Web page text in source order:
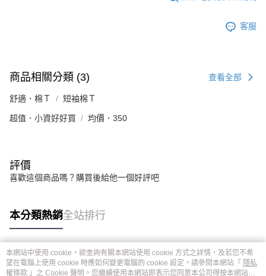
客服
商品相關分類 (3) 查看全部
舒適．棉Ｔ 短袖棉Ｔ
超值．小資好好買 均價．350
評價
喜歡這個商品嗎？購買後給他一個好評吧
本分類熱銷全站排行
熱門標籤
本網站中使用 cookie，欲查詢有關本網站使用 cookie 方式之詳情，及若您不希
望在電腦上使用 cookie 時應如何變更電腦的 cookie 設定，請參閱本網站「 隱私
權條款 」之 Cookie 聲明。您繼續使用本網站即表示您同意本公司得按本網站使